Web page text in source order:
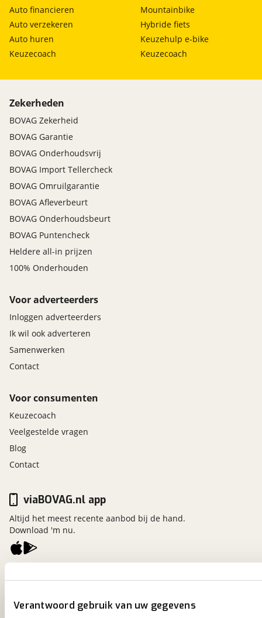
Verantwoord gebruik van uw gegevens
Auto financieren
Auto verzekeren
Auto huren
Keuzecoach
Mountainbike
Hybride fiets
Keuzehulp e-bike
Keuzecoach
Zekerheden
BOVAG Zekerheid
BOVAG Garantie
BOVAG Onderhoudsvrij
BOVAG Import Tellercheck
BOVAG Omruilgarantie
BOVAG Afleverbeurt
BOVAG Onderhoudsbeurt
BOVAG Puntencheck
Heldere all-in prijzen
100% Onderhouden
Voor adverteerders
Inloggen adverteerders
Ik wil ook adverteren
Samenwerken
Contact
Voor consumenten
Keuzecoach
Veelgestelde vragen
Blog
Contact
3981 AJ Bunnik
viaBOVAG.nl app
Altijd het meest recente aanbod bij de hand.
Download 'm nu.